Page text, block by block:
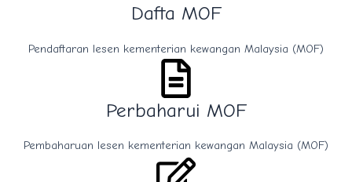
Dafta MOF
Pendaftaran lesen kementerian kewangan Malaysia (MOF)
Perbaharui MOF
Pembaharuan lesen kementerian kewangan Malaysia (MOF)